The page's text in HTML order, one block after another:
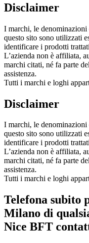
Disclaimer
I marchi, le denominazioni
questo sito sono utilizzati
identificare i prodotti
L’azienda non è affiliata,
marchi citati, né fa parte
assistenza.
Tutti i marchi e loghi
Disclaimer
I marchi, le denominazioni
questo sito sono utilizzati
identificare i prodotti
L’azienda non è affiliata,
marchi citati, né fa parte
assistenza.
Tutti i marchi e loghi
Telefona subito
Milano di
Nice BFT